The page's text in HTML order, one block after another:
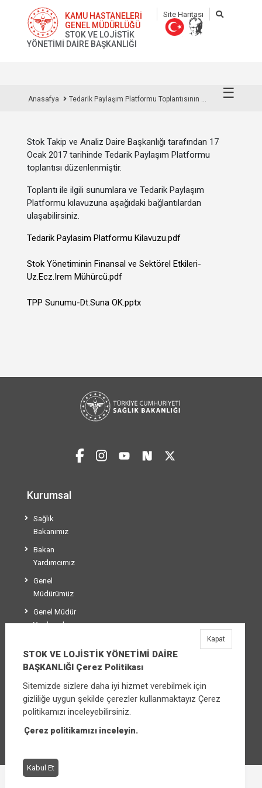
KAMU HASTANELERİ
GENEL MÜDÜRLÜĞÜ
STOK VE LOJİSTİK
YÖNETİMİ DAİRE BAŞKANLIĞI
Site Haritası
☰
Anasafya Tedarik Paylaşım Platformu Toplantısının ...
Stok Takip ve Analiz Daire Başkanlığı tarafından 17
Ocak 2017 tarihinde Tedarik Paylaşım Platformu
toplantısı düzenlenmiştir.
Toplantı ile ilgili sunumlara ve Tedarik Paylaşım
Platformu kılavuzuna aşağıdaki bağlantılardan
ulaşabilirsiniz.
Tedarik Paylasim Platformu Kilavuzu.pdf
Stok Yönetiminin Finansal ve Sektörel Etkileri-
Uz.Ecz.Irem Mühürcü.pdf
TPP Sunumu-Dt.Suna OK.pptx
Kurumsal
Sağlık
Bakanımız
Bakan
Yardımcımız
Genel
Müdürümüz
Genel Müdür
Yardımcılarımız
STOK VE LOJİSTİK YÖNETİMİ DAİRE
BAŞKANLIĞI
Üniversiteler Mahallesi Şehit Mehmet Bayraktar
Caddesi No:3 Çankaya/Ankara
STOK VE LOJİSTİK YÖNETİMİ DAİRE
BAŞKANLIĞI Çerez Politikası
Sitemizde sizlere daha iyi hizmet verebilmek için
gizliliğe uygun şekilde çerezler kullanmaktayız Çerez
politikamızı inceleyebilirsiniz.
Çerez politikamızı inceleyin.
Kabul Et
Kapat